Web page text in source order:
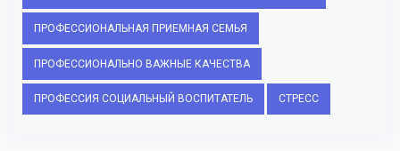
ПРОФЕССИОНАЛЬНАЯ ПРИЕМНАЯ СЕМЬЯ
ПРОФЕССИОНАЛЬНО ВАЖНЫЕ КАЧЕСТВА
ПРОФЕССИЯ СОЦИАЛЬНЫЙ ВОСПИТАТЕЛЬ СТРЕСС